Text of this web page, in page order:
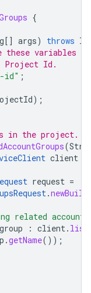
{
[] args) throws
these variables
Project Id.
id" ;
);
in the project.
(
client
request =
.
related account
group : client.
.getName());